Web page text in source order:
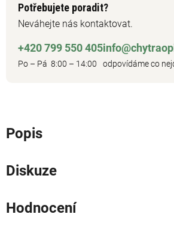
Potřebujete poradit?
Neváhejte nás kontaktovat.
+420 799 550 405
Po – Pá 8:00 – 14:00 odpovídáme co
Popis
Diskuze
Hodnocení